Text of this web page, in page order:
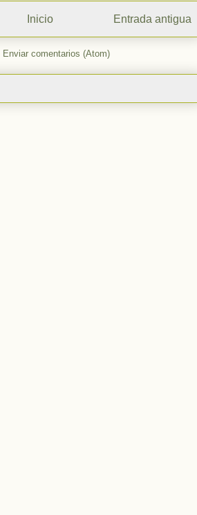
Entrada antigua
Inicio
Enviar comentarios (Atom)